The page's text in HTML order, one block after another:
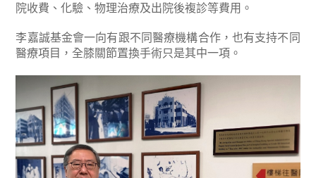
院收費、化驗、物理治療及出院後複診等費用。
李嘉誠基金會一向有跟不同醫療機構合作，也有支持不同
醫療項目，全膝關節置換手術只是其中一項。